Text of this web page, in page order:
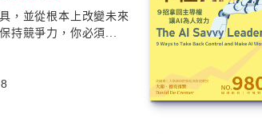
，並從根本上改變未來
持競爭力，你必須...
8